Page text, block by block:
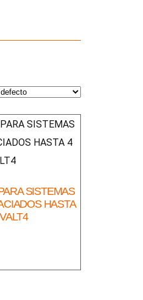
SISTEMAS
HASTA